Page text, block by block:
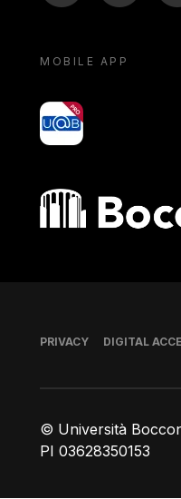
MOBILE APP
yoU@B
Bocconi shop
© Università
PI 03628350153
Footer
PRIVACY DIGITAL